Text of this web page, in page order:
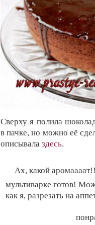
Сверху я полила
в пачке, но можно её
описывала здесь.
Ах, какой
мультиварке готов!
как я, разрезать на